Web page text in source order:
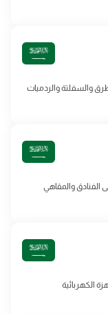
والسفلتة والردميات
والمقاهي
الكهربائية